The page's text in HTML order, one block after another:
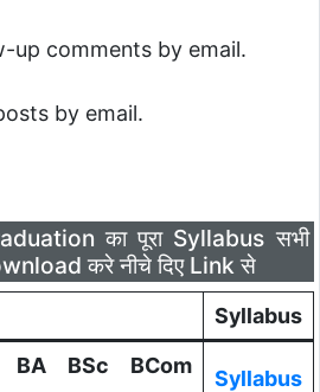
up comments by email.
by email.
का पूरा Syllabus सभी
करे नीचे दिए Link से
Syllabus
BA BSc BCom
Syllabus